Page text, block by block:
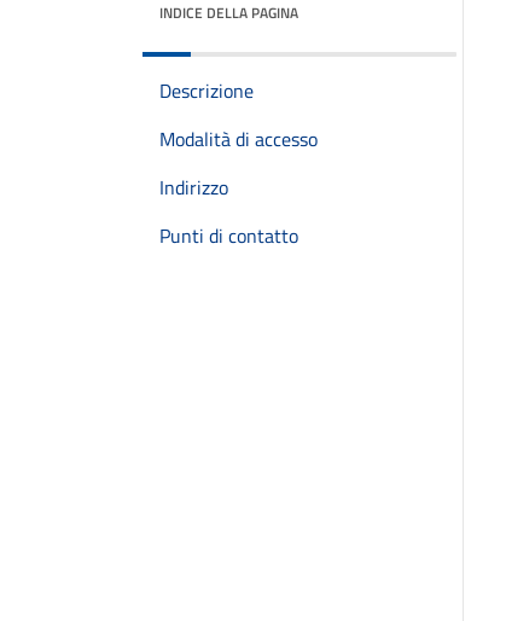
INDICE DELLA PAGINA
Descrizione
Modalità di accesso
Indirizzo
Punti di contatto